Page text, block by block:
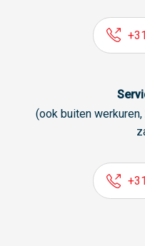
(ook buiten